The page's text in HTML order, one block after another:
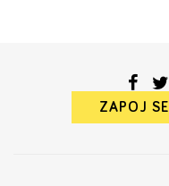
ZAPOJ SE